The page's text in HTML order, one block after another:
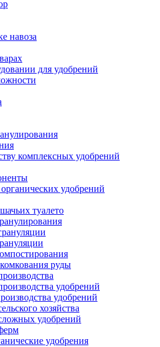
навоза
для удобрений
комплексных удобрений
удобрений
туалето
руды
удобрений
удобрений
хозяйства
удобрений
удобрения